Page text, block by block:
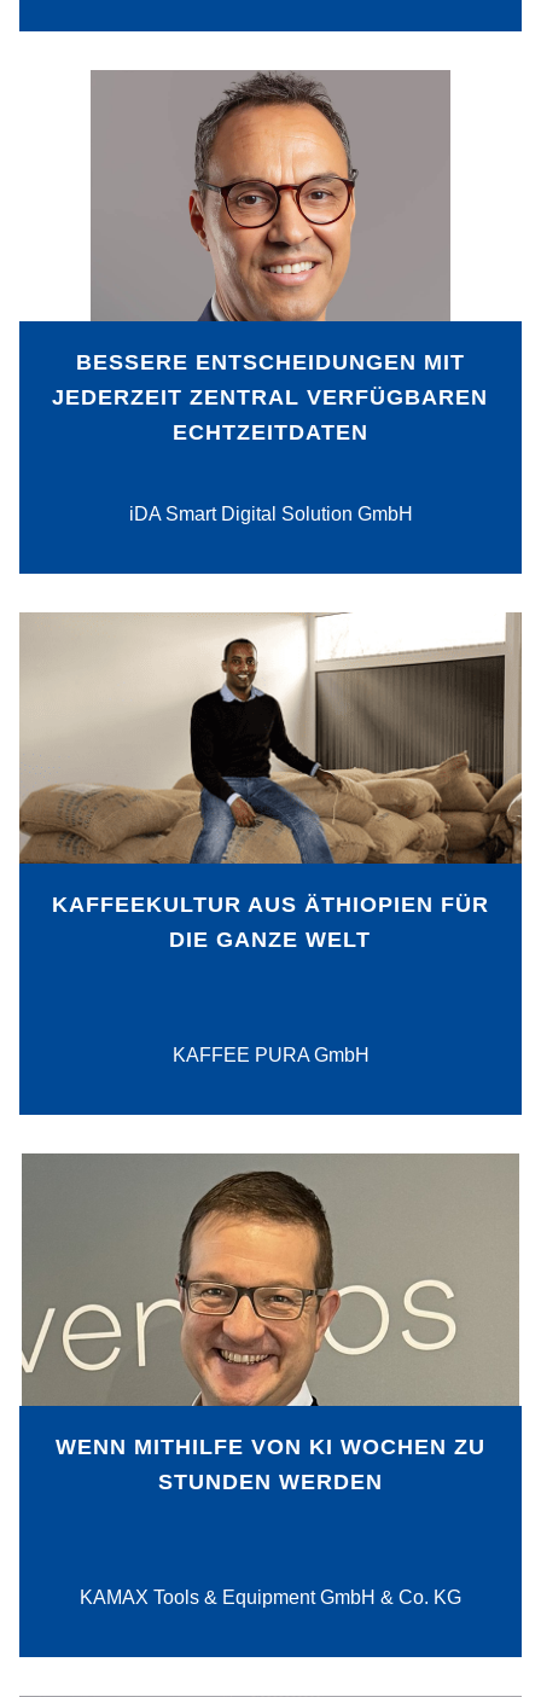
BESSERE ENTSCHEIDUNGEN MIT
JEDERZEIT ZENTRAL VERFÜGBAREN
ECHTZEITDATEN
iDA Smart Digital Solution GmbH
Die iDA Smart Digital Solution GmbH
optimiert den Workflow und die
Geschäftsprozesse von Unternehmen.
Echtzeit-Transparenz ermöglicht bessere
Entscheidungen und einen erweiterten
Service für die Kundschaft. Wie dies
funktionieren kann, zeigt iDA bei einem
Telekommunikationsanbieter. Vorher
intern an verschiedenen Orten
gespeicherte Daten sind nun über eine
zentrale Plattform jederzeit abrufbar.
PDF-Download
KAFFEEKULTUR AUS ÄTHIOPIEN FÜR
DIE GANZE WELT
KAFFEE PURA GmbH
Digitale Business Intelligence ermöglicht
es der KAFFEE PURA GmbH die
Kaffeekultur aus den Hochregionen des
Ursprungslands Äthiopien über
digitalisierte Prozesse und
Vertriebswege nach Deutschland zu
holen und dabei sozial zu agieren.
PDF-Download
WENN MITHILFE VON KI WOCHEN ZU
STUNDEN WERDEN
KAMAX Tools & Equipment GmbH & Co. KG
Mit Product Lifecycle Management
(PLM)-Software, einem hohen
Automatisierungsgrad der Fertigung und
KI setzte die KAMAX Tools & Equipment
GmbH & Co. KG die End-to-End-
Digitalisierung für das Produkt
„Schraube“ erfolgreich um. Dabei
wurden verschiedene Potenziale
gehoben und Zeit und Arbeitsschritte
PDF-Download